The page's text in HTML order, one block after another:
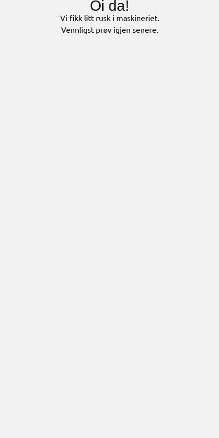
Oi da!
Vi fikk litt rusk i maskineriet.
Vennligst prøv igjen senere.